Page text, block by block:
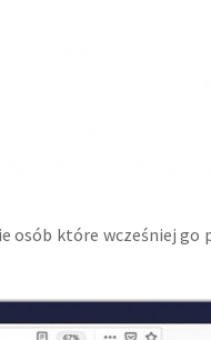
które wcześniej go